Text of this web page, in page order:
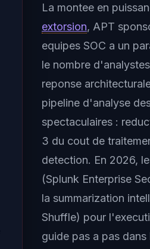
La montee en
extorsion, APT
equipes SOC a un
le nombre
reponse
pipeline d'analyse
spectaculaires :
3 du cout de
detection. En 2026,
(Splunk Enterprise
la summarization
Shuffle) pour
guide pas a pas